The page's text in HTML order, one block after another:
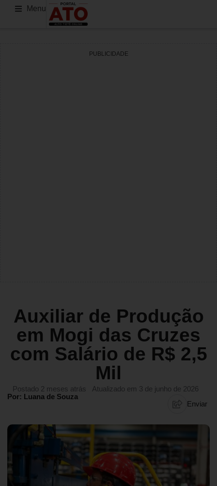
Menu
PUBLICIDADE
Auxiliar de Produção
em Mogi das Cruzes
com Salário de R$ 2,5
Mil
Postado 2 meses atrás
Atualizado em 3 de junho de 2026
Por: Luana de Souza
Enviar